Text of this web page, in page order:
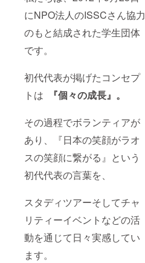
にNPO法人のISSCさん協力
のもと結成された学生団体
です。
初代代表が掲げたコンセプ
トは
『個々の成長』。
その過程でボランティアが
あり、『日本の笑顔がラオ
スの笑顔に繋がる』という
初代代表の言葉を、
スタディツアーそしてチャ
リティーイベントなどの活
動を通じて日々実感してい
ます。